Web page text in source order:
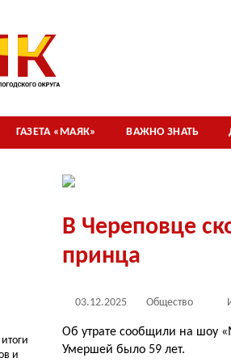
ГАЗЕТА «МАЯК» ВАЖНО ЗНАТЬ
В Череповце
принца
03.12.2025 Общество
Об утрате сообщили на шоу
Умершей было 59 лет.
и